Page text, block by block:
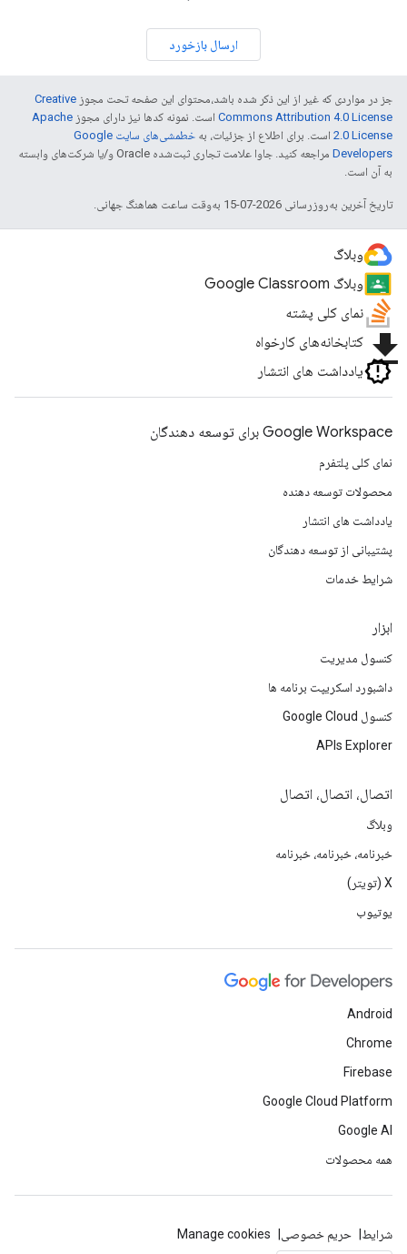
ارسال بازخورد
جز در مواردی که غیر از این ذکر شده باشد،‌محتوای این صفحه تحت مجوز Creative
Commons Attribution 4.0 License است. نمونه کدها نیز دارای مجوز Apache
2.0 License است. برای اطلاع از جزئیات، به
خطمشی‌های سایت Google
Developers‏
مراجعه کنید. جاوا علامت تجاری ثبت‌شده Oracle و/یا شرکت‌های وابسته
به آن است.
تاریخ آخرین به‌روزرسانی 2026-07-15 به‌وقت ساعت هماهنگ جهانی.
وبلاگ
وبلاگ Google Classroom
نمای کلی پشته
file_download کتابخانه‌های کارخواه
یادداشت های انتشار
Google Workspace برای توسعه دهندگان
نمای کلی پلتفرم
محصولات توسعه دهنده
یادداشت های انتشار
پشتیبانی از توسعه دهندگان
شرایط خدمات
ابزار
کنسول مدیریت
داشبورد اسکریپت برنامه ها
کنسول Google Cloud
APIs Explorer
اتصال، اتصال، اتصال
وبلاگ
خبرنامه، خبرنامه، خبرنامه
X (تویتر)
یوتیوب
Android
Chrome
Firebase
Google Cloud Platform
Google AI
همه محصولات
شرایط حریم خصوصی Manage cookies